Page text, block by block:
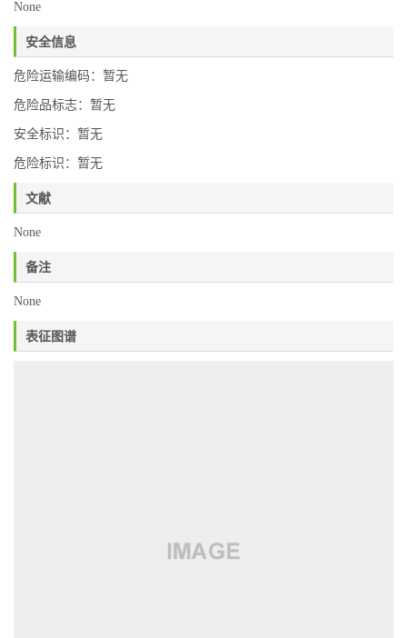
None
安全信息
危险运输编码：暂无
危险品标志：暂无
安全标识：暂无
危险标识：暂无
文献
None
备注
None
表征图谱